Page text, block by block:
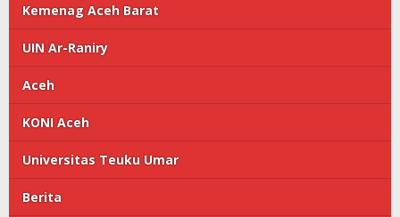
Kemenag Aceh Barat
UIN Ar-Raniry
Aceh
KONI Aceh
Universitas Teuku Umar
Berita